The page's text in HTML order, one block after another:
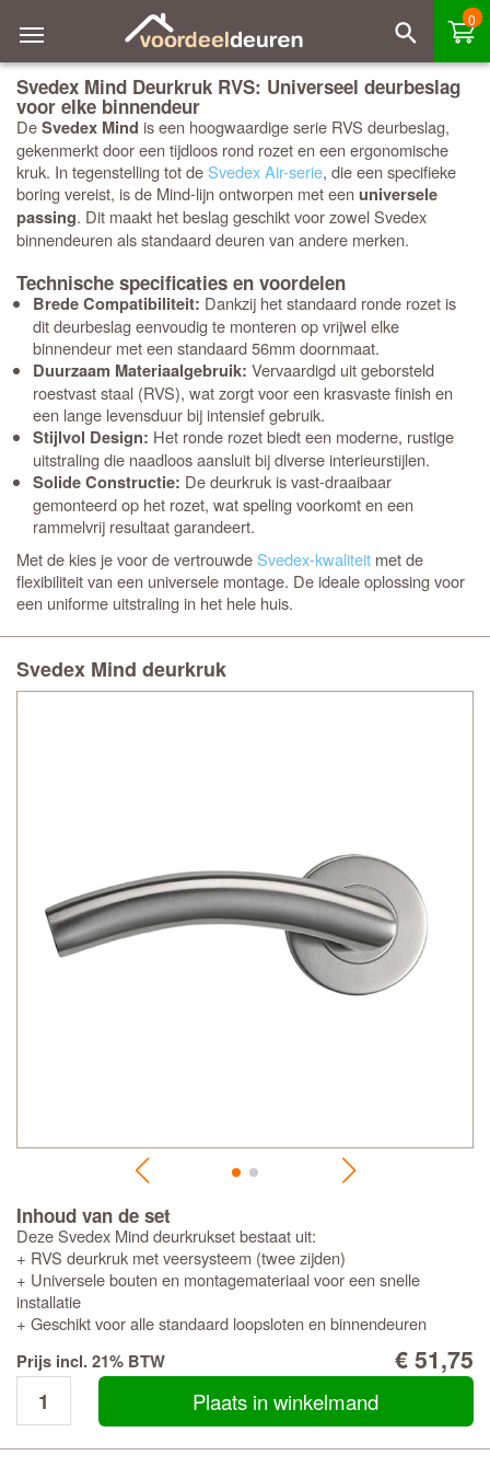
0
Svedex Mind Deurkruk RVS: Universeel deurbeslag
voor elke binnendeur
DeSvedex Mind is een hoogwaardige serie RVS deurbeslag,
gekenmerkt door een tijdloos rond rozet en een ergonomische
kruk. In tegenstelling tot deSvedex Air-serie, die een specifieke
boring vereist, is de Mind-lijn ontworpen met eenuniversele
passing. Dit maakt het beslag geschikt voor zowel Svedex
binnendeuren als standaard deuren van andere merken.
Technische specificaties en voordelen
Brede Compatibiliteit: Dankzij het standaard ronde rozet is
dit deurbeslag eenvoudig te monteren op vrijwel elke
binnendeur met een standaard 56mm doornmaat.
Duurzaam Materiaalgebruik: Vervaardigd uit geborsteld
roestvast staal (RVS), wat zorgt voor een krasvaste finish en
een lange levensduur bij intensief gebruik.
Stijlvol Design: Het ronde rozet biedt een moderne, rustige
uitstraling die naadloos aansluit bij diverse interieurstijlen.
Solide Constructie: De deurkruk is vast-draaibaar
gemonteerd op het rozet, wat speling voorkomt en een
rammelvrij resultaat garandeert.
Met dekies je voor de vertrouwdeSvedex-kwaliteit met de
flexibiliteit van een universele montage. De ideale oplossing voor
een uniforme uitstraling in het hele huis.
Svedex Mind deurkruk
Inhoud van de set
Deze Svedex Mind deurkrukset bestaat uit:
+ RVS deurkruk met veersysteem (twee zijden)
+ Universele bouten en montagemateriaal voor een snelle
installatie
+ Geschikt voor alle standaard loopsloten en binnendeuren
Prijs incl. 21% BTW
€ 51,75
Plaats in winkelmand